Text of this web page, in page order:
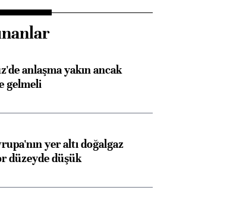
anlaşma yakın ancak
gelmeli
yer altı doğalgaz
düzeyde düşük